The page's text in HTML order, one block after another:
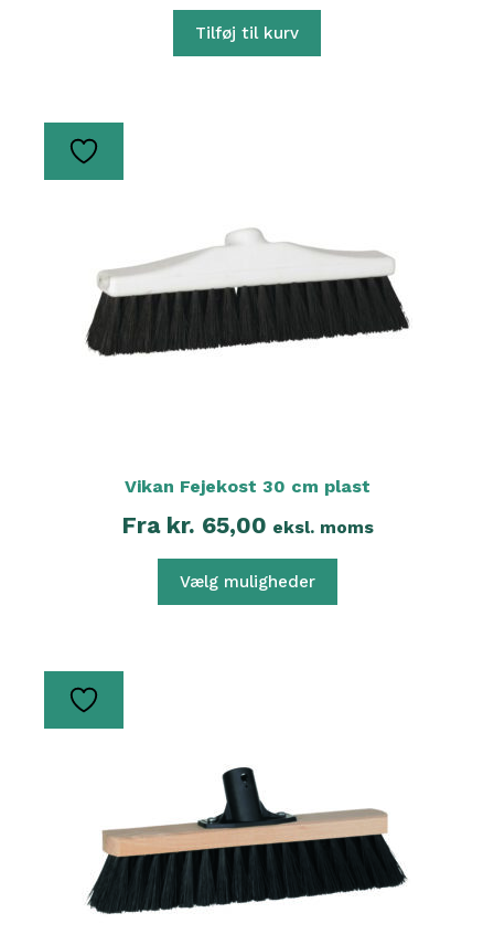
Tilføj til kurv
Vikan Fejekost 30 cm plast
Fra kr. 65,00 eksl. moms
Vælg muligheder
Dette
varesiden